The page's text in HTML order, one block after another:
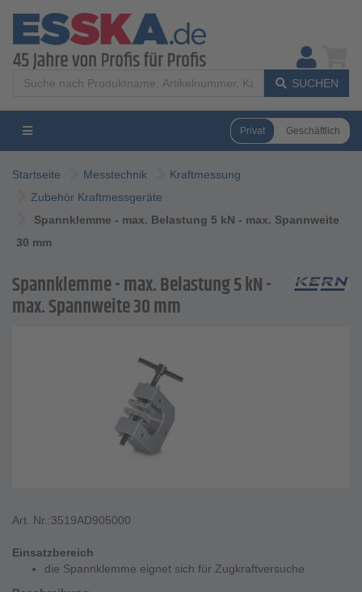
SUCHEN
Privat Geschäftlich
Startseite Messtechnik
Kraftmessung
Zubehör Kraftmessgeräte
Spannklemme - max. Belastung 5 kN - max. Spannweite
30 mm
Spannklemme - max. Belastung 5 kN -
max. Spannweite 30 mm
Art. Nr.:3519AD905000
Einsatzbereich
die Spannklemme eignet sich für Zugkraftversuche